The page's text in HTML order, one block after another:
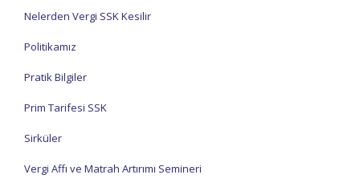
Nelerden Vergi SSK Kesilir
Politikamız
Pratik Bilgiler
Prim Tarifesi SSK
Sirküler
Vergi Affı ve Matrah Artırımı Semineri